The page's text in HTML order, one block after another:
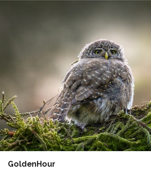
GoldenHour